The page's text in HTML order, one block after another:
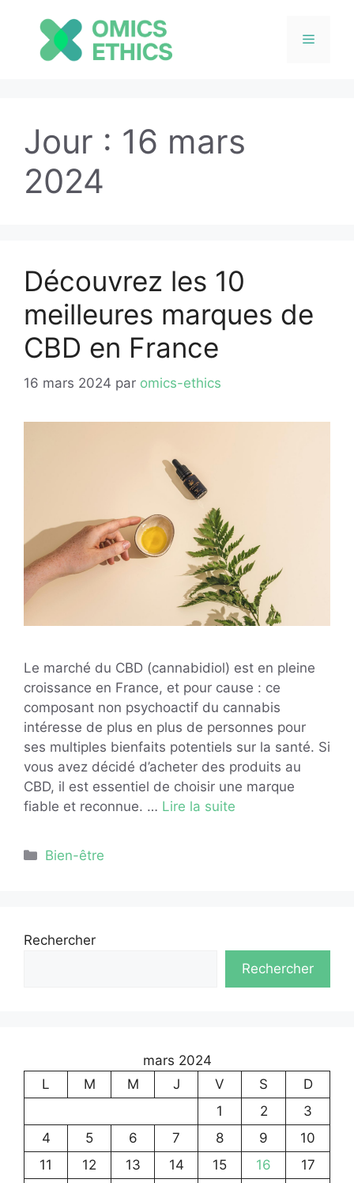
contenu
Menu
Jour : 16 mars
2024
Découvrez les 10
meilleures marques de
CBD en France
16 mars 2024 par omics-ethics
Le marché du CBD (cannabidiol) est en pleine
croissance en France, et pour cause : ce
composant non psychoactif du cannabis
intéresse de plus en plus de personnes pour
ses multiples bienfaits potentiels sur la santé. Si
vous avez décidé d’acheter des produits au
CBD, il est essentiel de choisir une marque
fiable et reconnue. … Lire la suite
Catégories
Bien-être
Rechercher
Rechercher
mars 2024
L
M M J V S
D
1
2
3
4
5 6 7 8 9
10
11
12 13 14 15 16
17